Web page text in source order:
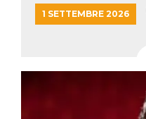
1 SETTEMBRE 2026